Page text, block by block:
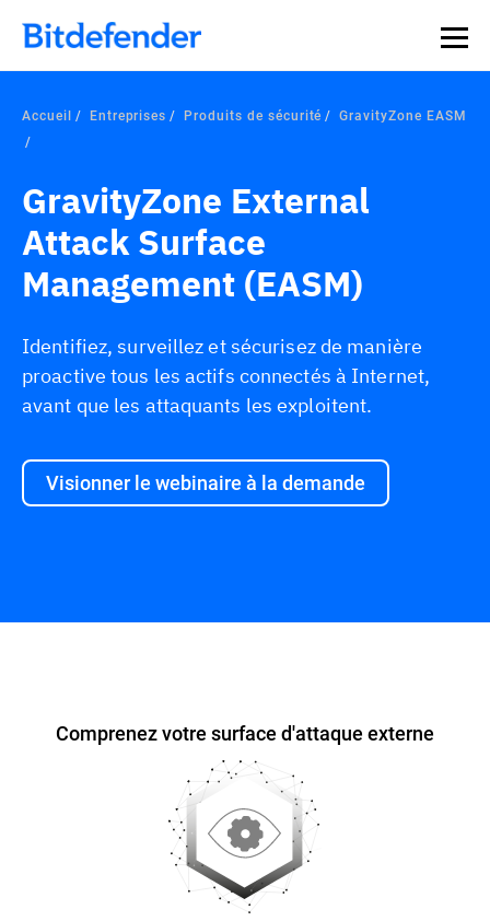
Souveraineté des données en cybersécurité : webinaire
en direct, le 30 juillet .Inscrivez-vous >>
Accueil Entreprises Produits de sécurité GravityZone EASM
GravityZone External
Attack Surface
Management (EASM)
Identifiez, surveillez et sécurisez de manière
proactive tous les actifs connectés à Internet,
avant que les attaquants les exploitent.
Visionner le webinaire à la demande
Comprenez votre surface d'attaque externe